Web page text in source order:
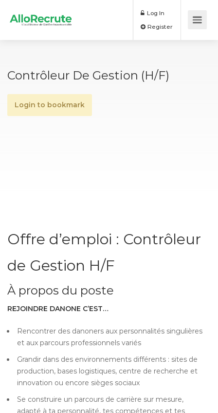
Log In
Contrôleur De Gestion (H/F)
Login to bookmark
Offre d’emploi : Contrôleur
de Gestion H/F
À propos du poste
REJOINDRE DANONE C’EST…
Rencontrer des danoners aux personnalités singulières
et aux parcours professionnels variés
Grandir dans des environnements différents : sites de
production, bases logistiques, centre de recherche et
innovation ou encore sièges sociaux
Se construire un parcours de carrière sur mesure,
adapté à ta personnalité, tes compétences et tes